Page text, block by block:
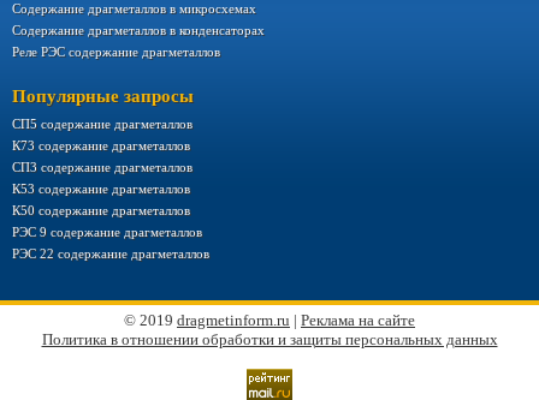
Содержание драгметаллов в микросхемах
Содержание драгметаллов в конденсаторах
Реле РЭС содержание драгметаллов
Популярные запросы
СП5 содержание драгметаллов
К73 содержание драгметаллов
СП3 содержание драгметаллов
К53 содержание драгметаллов
К50 содержание драгметаллов
РЭС 9 содержание драгметаллов
РЭС 22 содержание драгметаллов
© 2019 dragmetinform.ru | Реклама на сайте
Политика в отношении обработки и защиты персональных данных